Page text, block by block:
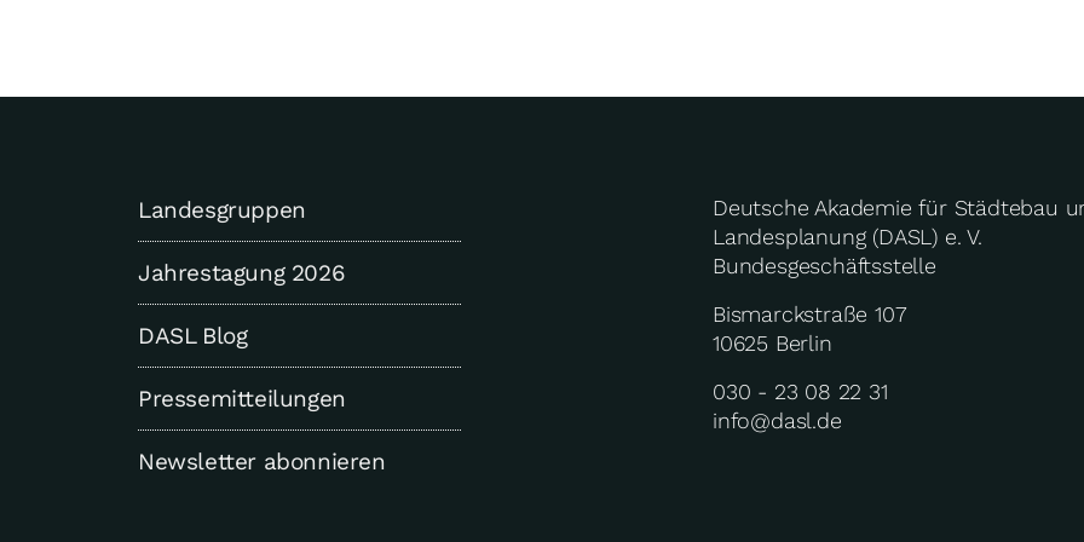
Landesgruppen
Jahrestagung 2026
DASL Blog
Pressemitteilungen
Newsletter abonnieren
Deutsche Akademie für Städtebau
Landesplanung (DASL) e. V.
Bundesgeschäftsstelle
Bismarckstraße 107
10625 Berlin
030 - 23 08 22 31
info@dasl.de